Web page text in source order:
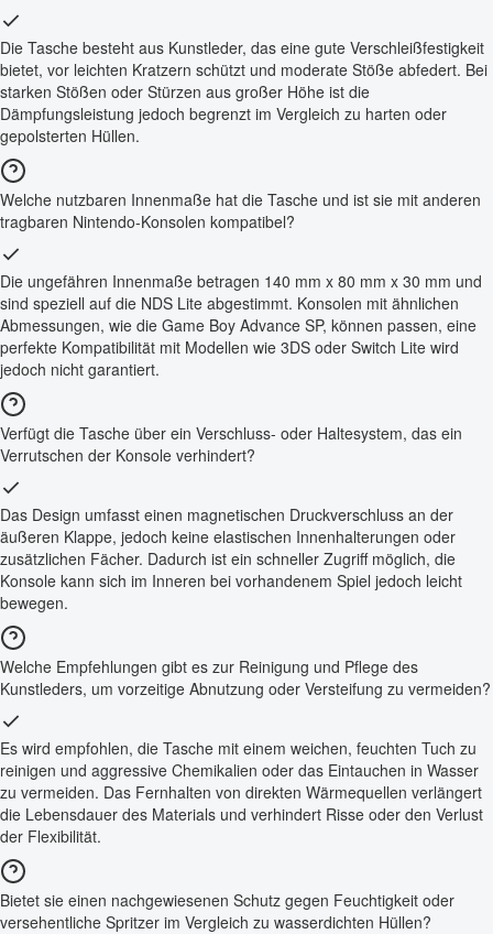
Die Tasche besteht aus Kunstleder, das eine gute Verschleißfestigkeit
bietet, vor leichten Kratzern schützt und moderate Stöße abfedert. Bei
starken Stößen oder Stürzen aus großer Höhe ist die
Dämpfungsleistung jedoch begrenzt im Vergleich zu harten oder
gepolsterten Hüllen.
Welche nutzbaren Innenmaße hat die Tasche und ist sie mit anderen
tragbaren Nintendo-Konsolen kompatibel?
Die ungefähren Innenmaße betragen 140 mm x 80 mm x 30 mm und
sind speziell auf die NDS Lite abgestimmt. Konsolen mit ähnlichen
Abmessungen, wie die Game Boy Advance SP, können passen, eine
perfekte Kompatibilität mit Modellen wie 3DS oder Switch Lite wird
jedoch nicht garantiert.
Verfügt die Tasche über ein Verschluss- oder Haltesystem, das ein
Verrutschen der Konsole verhindert?
Das Design umfasst einen magnetischen Druckverschluss an der
äußeren Klappe, jedoch keine elastischen Innenhalterungen oder
zusätzlichen Fächer. Dadurch ist ein schneller Zugriff möglich, die
Konsole kann sich im Inneren bei vorhandenem Spiel jedoch leicht
bewegen.
Welche Empfehlungen gibt es zur Reinigung und Pflege des
Kunstleders, um vorzeitige Abnutzung oder Versteifung zu vermeiden?
Es wird empfohlen, die Tasche mit einem weichen, feuchten Tuch zu
reinigen und aggressive Chemikalien oder das Eintauchen in Wasser
zu vermeiden. Das Fernhalten von direkten Wärmequellen verlängert
die Lebensdauer des Materials und verhindert Risse oder den Verlust
der Flexibilität.
Bietet sie einen nachgewiesenen Schutz gegen Feuchtigkeit oder
versehentliche Spritzer im Vergleich zu wasserdichten Hüllen?